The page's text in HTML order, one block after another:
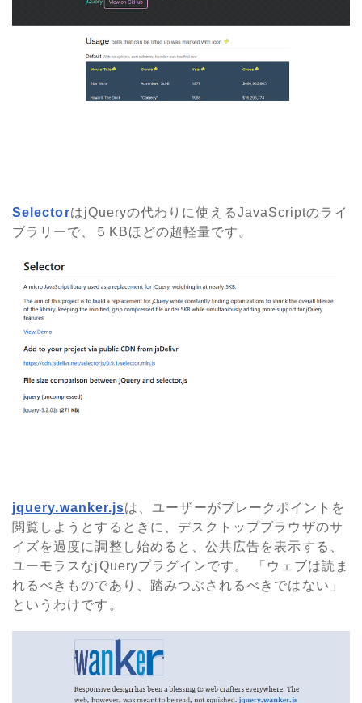
SelectorはjQueryの代わりに使えるJavaScriptのライ
ブラリーで、５KBほどの超軽量です。
jquery.wanker.jsは、ユーザーがブレークポイントを
閲覧しようとするときに、デスクトップブラウザのサ
イズを過度に調整し始めると、公共広告を表示する、
ユーモラスなjQueryプラグインです。 「ウェブは読ま
れるべきものであり、踏みつぶされるべきではない」
というわけです。